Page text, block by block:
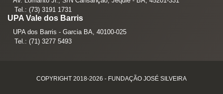
Tel.: (73) 3191 1731
UPA Vale dos Barris
UPA dos Barris - Garcia BA, 40100-025
Tel.: (71) 3277 5493
COPYRIGHT 2018-2026 - FUNDAÇÃO JOSÉ SILVEIRA